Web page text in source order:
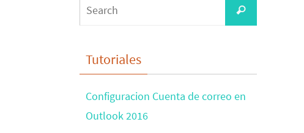
for:
Search
Tutoriales
Configuracion Cuenta de correo en
Outlook 2016